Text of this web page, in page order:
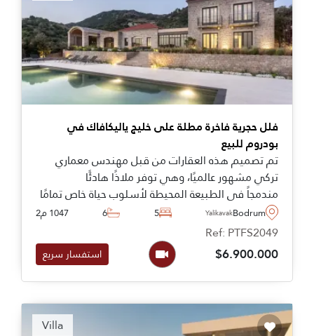
فلل حجرية فاخرة مطلة على خليج ياليكافاك في
بودروم للبيع
تم تصميم هذه العقارات من قبل مهندس معماري
تركي مشهور عالميًا، وهي توفر ملاذًا هادئًا
مندمجاً في الطبيعة المحيطة لأسلوب حياة خاص تمامًا
في بودروم، إلى جانب إطلالات رائعة على خليج
ياليكافاك.
Bodrum
Yalikavak
5
6 1047 م2
Ref: PTFS2049
$6.900.000 استفسار سريع
Villa
Recommended